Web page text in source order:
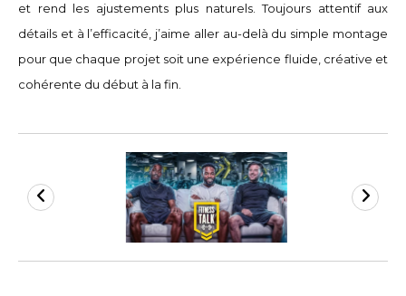
et rend les ajustements plus naturels. Toujours attentif aux
détails et à l’efficacité, j’aime aller au-delà du simple montage
pour que chaque projet soit une expérience fluide, créative et
cohérente du début à la fin.